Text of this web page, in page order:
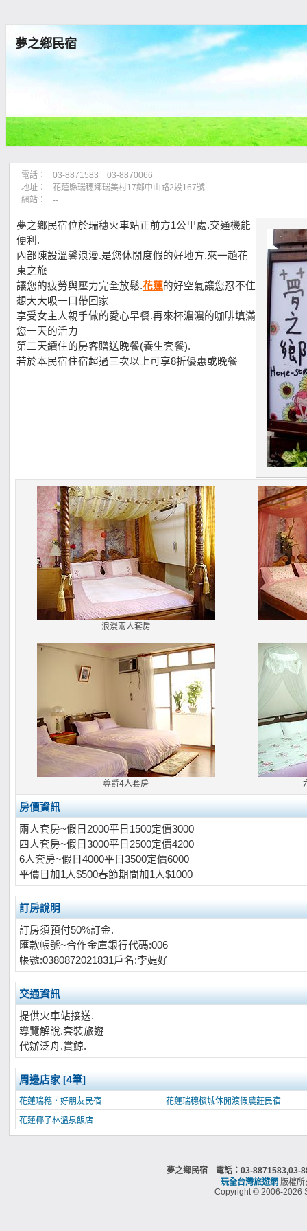
夢之鄉民宿
電話：
03-8871583 03-8870066
地址：
花蓮縣瑞穗鄉瑞美村17鄰中山路2段167號
網站：
--
夢之鄉民宿位於瑞穗火車站正前方1公里處.交通機能
便利.
內部陳設溫馨浪漫.是您休閒度假的好地方.來一趟花
東之旅
讓您的疲勞與壓力完全放鬆.花蓮的好空氣讓您忍不住
想大大吸一口帶回家
享受女主人親手做的愛心早餐.再來杯濃濃的咖啡填滿
您一天的活力
第二天續住的房客贈送晚餐(養生套餐).
若於本民宿住宿超過三次以上可享8折優惠或晚餐
浪漫兩人套房
尊爵4人套房
房價資訊
兩人套房~假日2000平日1500定價3000
四人套房~假日3000平日2500定價4200
6人套房~假日4000平日3500定價6000
平價日加1人$500春節期間加1人$1000
訂房說明
訂房須預付50%訂金.
匯款帳號~合作金庫銀行代碼:006
帳號:0380872021831戶名:李媫好
交通資訊
提供火車站接送.
導覽解說.套裝旅遊
代辦泛舟.賞鯨.
周邊店家 [4筆]
花蓮瑞穗‧好朋友民宿
花蓮瑞穗檳城休閒渡假農莊民宿
花蓮椰子林溫泉飯店
夢之鄉民宿 電話：03-8871583,03-
玩全台灣旅遊網 版權
Copyright © 2006-2026